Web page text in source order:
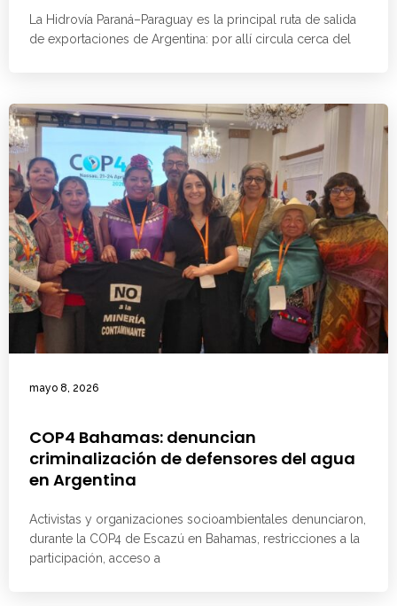
La Hidrovía Paraná–Paraguay es la principal ruta de salida
de exportaciones de Argentina: por allí circula cerca del
mayo 8, 2026
COP4 Bahamas: denuncian
criminalización de defensores del agua
en Argentina
Activistas y organizaciones socioambientales denunciaron,
durante la COP4 de Escazú en Bahamas, restricciones a la
participación, acceso a